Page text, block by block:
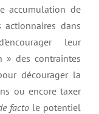
accumulation de
dans
leur
» des contraintes
décourager la
ou encore taxer
facto le potentiel